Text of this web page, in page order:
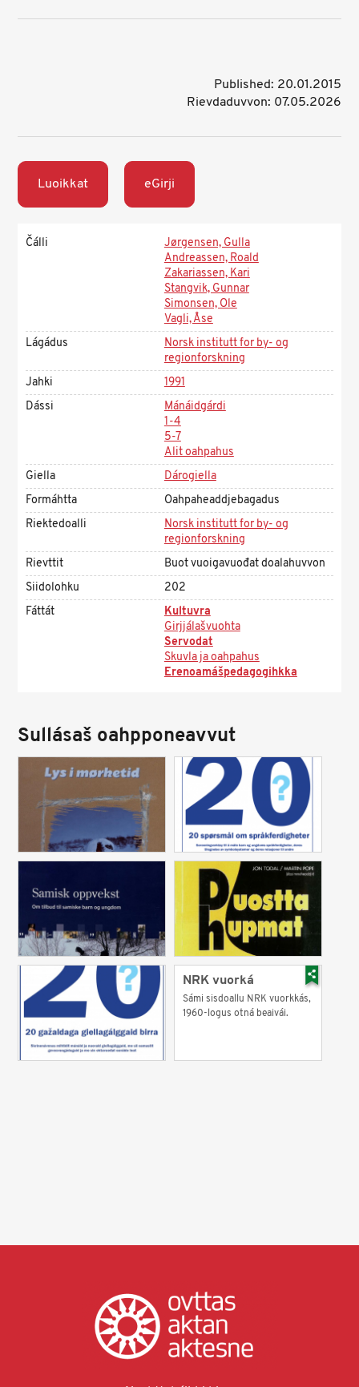
Published: 20.01.2015
Rievdaduvvon: 07.05.2026
Luoikkat eGirji
Čálli
Jørgensen, Gulla
Andreassen, Roald
Zakariassen, Kari
Stangvik, Gunnar
Simonsen, Ole
Vagli, Åse
Lágádus
Norsk institutt for by- og
regionforskning
Jahki
1991
Dássi
Mánáidgárdi
1-4
5-7
Alit oahpahus
Giella
Dárogiella
Formáhtta
Oahpaheaddjebagadus
Riektedoalli
Norsk institutt for by- og
regionforskning
Rievttit
Buot vuoigavuođat doalahuvvon
Siidolohku
202
Fáttát
Kultuvra
Girjjálašvuohta
Servodat
Skuvla ja oahpahus
Erenoamášpedagogihkka
Sullásaš oahpponeavvut
NRK vuorká
Sámi sisdoallu NRK vuorkkás,
1960-logus otná beaivái.